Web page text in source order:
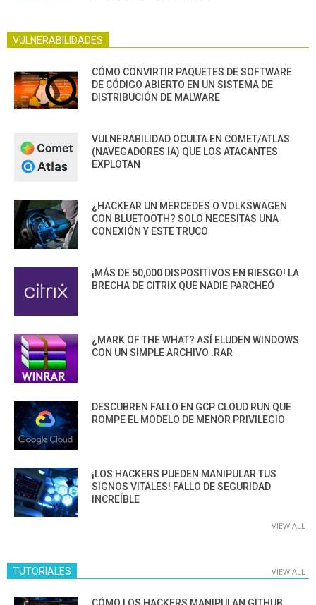
VULNERABILIDADES
CÓMO CONVIRTIR PAQUETES DE SOFTWARE
DE CÓDIGO ABIERTO EN UN SISTEMA DE
DISTRIBUCIÓN DE MALWARE
VULNERABILIDAD OCULTA EN COMET/ATLAS
(NAVEGADORES IA) QUE LOS ATACANTES
EXPLOTAN
¿HACKEAR UN MERCEDES O VOLKSWAGEN
CON BLUETOOTH? SOLO NECESITAS UNA
CONEXIÓN Y ESTE TRUCO
¡MÁS DE 50,000 DISPOSITIVOS EN RIESGO! LA
BRECHA DE CITRIX QUE NADIE PARCHEÓ
¿MARK OF THE WHAT? ASÍ ELUDEN WINDOWS
CON UN SIMPLE ARCHIVO .RAR
DESCUBREN FALLO EN GCP CLOUD RUN QUE
ROMPE EL MODELO DE MENOR PRIVILEGIO
¡LOS HACKERS PUEDEN MANIPULAR TUS
SIGNOS VITALES! FALLO DE SEGURIDAD
INCREÍBLE
VIEW ALL
TUTORIALES VIEW ALL